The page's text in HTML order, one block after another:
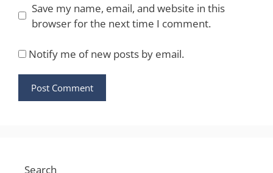
Save my name, email, and website in this
browser for the next time I comment.
Notify me of new posts by email.
Search